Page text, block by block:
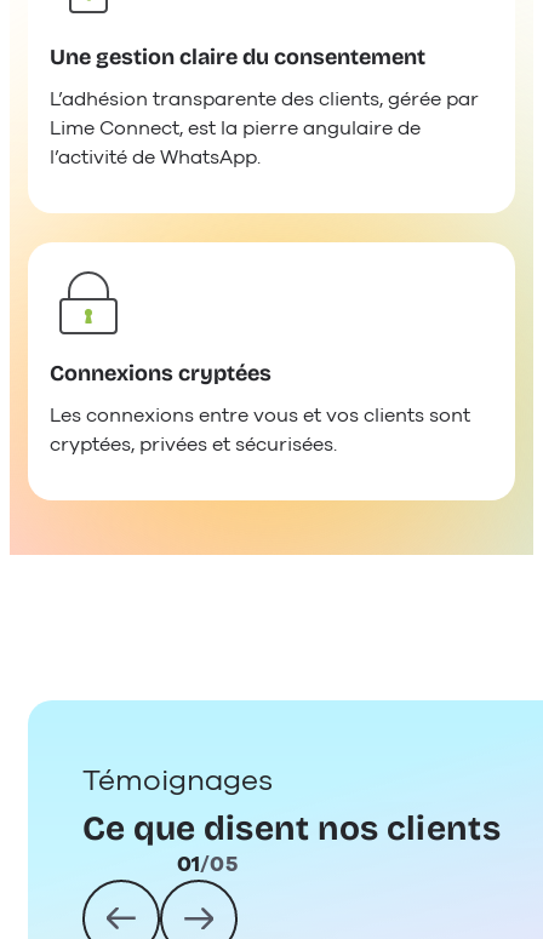
Une gestion claire du consentement
L’adhésion transparente des clients, gérée par
Lime Connect, est la pierre angulaire de
l’activité de WhatsApp.
Connexions cryptées
Les connexions entre vous et vos clients sont
cryptées, privées et sécurisées.
Témoignages
Ce que disent nos clients
01/05